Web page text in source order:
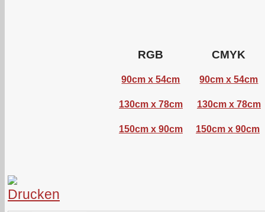
RGB CMYK
90cm x 54cm 90cm x 54cm
130cm x 78cm 130cm x 78cm
150cm x 90cm 150cm x 90cm